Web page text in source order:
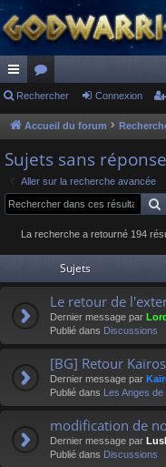
ac
co
ur
ci
s
or
u
s
Rechercher Connexion
Accueil du forum
Sujets sans réponse
Aller sur la recherche avancée
La recherche a retourné 194
Sujets
Le retour de
Dernier message par
Publié dans Discussions
[BG] Retour
Dernier message par
Publié dans Les Anges de
modification de
Dernier message par
Publié dans Discussions